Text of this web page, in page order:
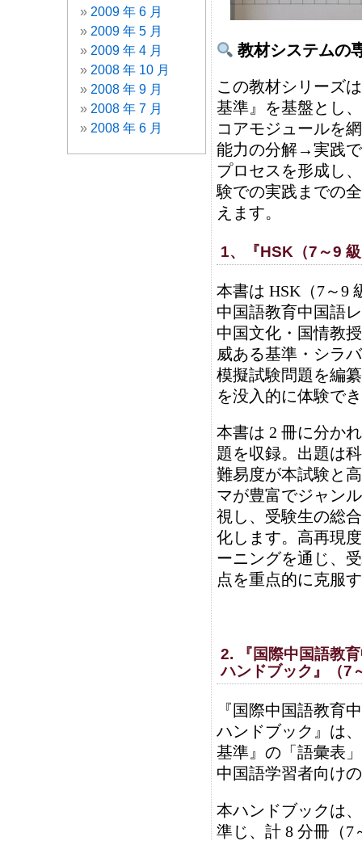
2009 年 6 月
2009 年 5 月
2009 年 4 月
2008 年 10 月
2008 年 9 月
2008 年 7 月
2008 年 6 月
教材システムの
この教材シリーズ
基準』を基盤とし
コアモジュールを
能力の分解→実践
プロセスを形成し
験での実践までの
えます。
1、『HSK（7～9
本書は HSK（7～9
中国語教育中国語
中国文化・国情教
威ある基準・シラ
模擬試験問題を編
を没入的に体験で
本書は 2 冊に分か
題を収録。出題は
難易度が本試験と
マが豊富でジャン
視し、受験生の総
化します。高再現
ーニングを通じ、
点を重点的に克服
2. 『国際中国語教
ハンドブック』（7
『国際中国語教育
ハンドブック』は
基準』の「語彙表
中国語学習者向け
本ハンドブックは
準じ、計 8 分冊（7